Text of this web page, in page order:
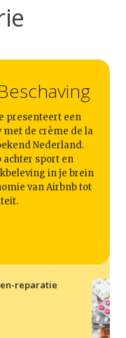
presenteert een
de crème de la
Nederland.
achter sport en
in je brein
van Airbnb tot
reparatie